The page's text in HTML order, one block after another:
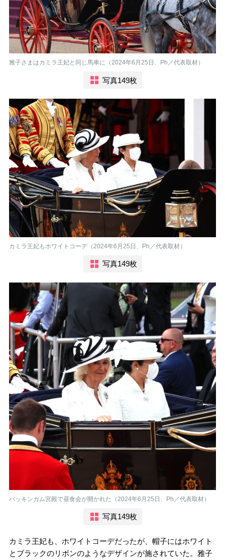
雅子さまはカミラ王妃と同じ馬車に（2024年6月25日、Ph／代表取材）
写真149枚
カミラ王妃もホワイトコーデ（2024年6月25日、Ph／代表取材）
写真149枚
バッキンガム宮殿で昼食会が開かれた（2024年6月25日、Ph／代表取材）
写真149枚
カミラ王妃も、ホワイトコーデだったが、帽子にはホワイト
とブラックのリボンのようなデザインが施されていた。雅子